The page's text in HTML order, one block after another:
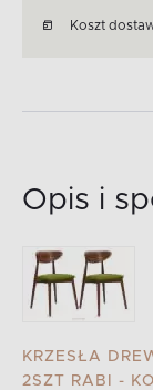
Koszt
Opis i
KRZESŁA
2SZT RABI -